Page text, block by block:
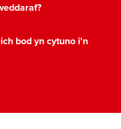
bod yn cytuno i'n